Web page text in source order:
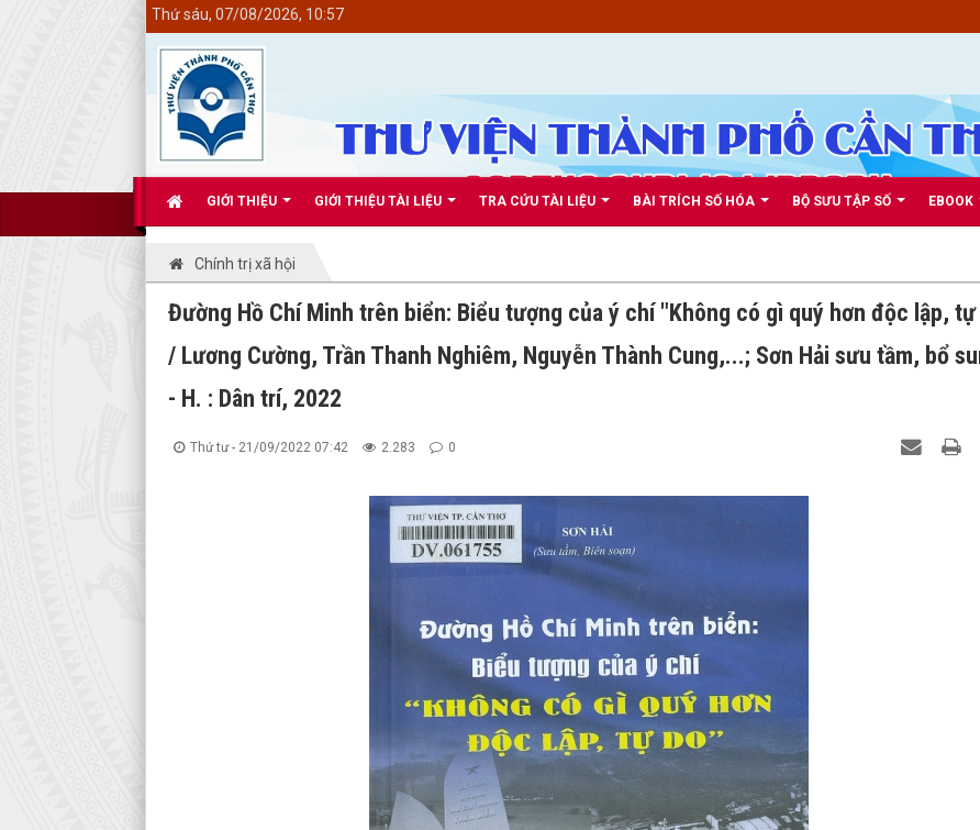
GIỚI THIỆU GIỚI THIỆU TÀI LIỆU TRA CỨU TÀI LIỆU BÀI TRÍCH SỐ HÓA BỘ SƯU TẬP SỐ EBOOK
Thứ sáu, 07/08/2026, 10:57
Chính trị xã hội
Đường Hồ Chí Minh trên biển: Biểu tượng của ý chí "Không có gì quý hơn độc lập, tự
/ Lương Cường, Trần Thanh Nghiêm, Nguyễn Thành Cung,...; Sơn Hải sưu tầm, bổ
- H. : Dân trí, 2022
Thứ tư - 21/09/2022 07:42 2.283 0